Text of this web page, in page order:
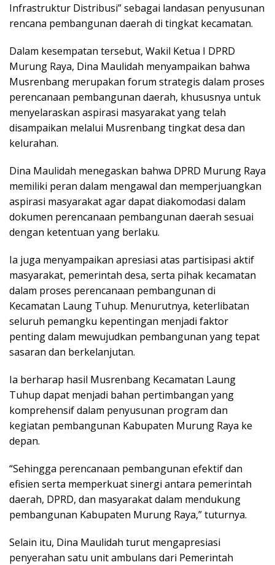
Infrastruktur Distribusi” sebagai landasan penyusunan
rencana pembangunan daerah di tingkat kecamatan.
Dalam kesempatan tersebut, Wakil Ketua I DPRD
Murung Raya, Dina Maulidah menyampaikan bahwa
Musrenbang merupakan forum strategis dalam proses
perencanaan pembangunan daerah, khususnya untuk
menyelaraskan aspirasi masyarakat yang telah
disampaikan melalui Musrenbang tingkat desa dan
kelurahan.
Dina Maulidah menegaskan bahwa DPRD Murung Raya
memiliki peran dalam mengawal dan memperjuangkan
aspirasi masyarakat agar dapat diakomodasi dalam
dokumen perencanaan pembangunan daerah sesuai
dengan ketentuan yang berlaku.
Ia juga menyampaikan apresiasi atas partisipasi aktif
masyarakat, pemerintah desa, serta pihak kecamatan
dalam proses perencanaan pembangunan di
Kecamatan Laung Tuhup. Menurutnya, keterlibatan
seluruh pemangku kepentingan menjadi faktor
penting dalam mewujudkan pembangunan yang tepat
sasaran dan berkelanjutan.
Ia berharap hasil Musrenbang Kecamatan Laung
Tuhup dapat menjadi bahan pertimbangan yang
komprehensif dalam penyusunan program dan
kegiatan pembangunan Kabupaten Murung Raya ke
depan.
“Sehingga perencanaan pembangunan efektif dan
efisien serta memperkuat sinergi antara pemerintah
daerah, DPRD, dan masyarakat dalam mendukung
pembangunan Kabupaten Murung Raya,” tuturnya.
Selain itu, Dina Maulidah turut mengapresiasi
penyerahan satu unit ambulans dari Pemerintah